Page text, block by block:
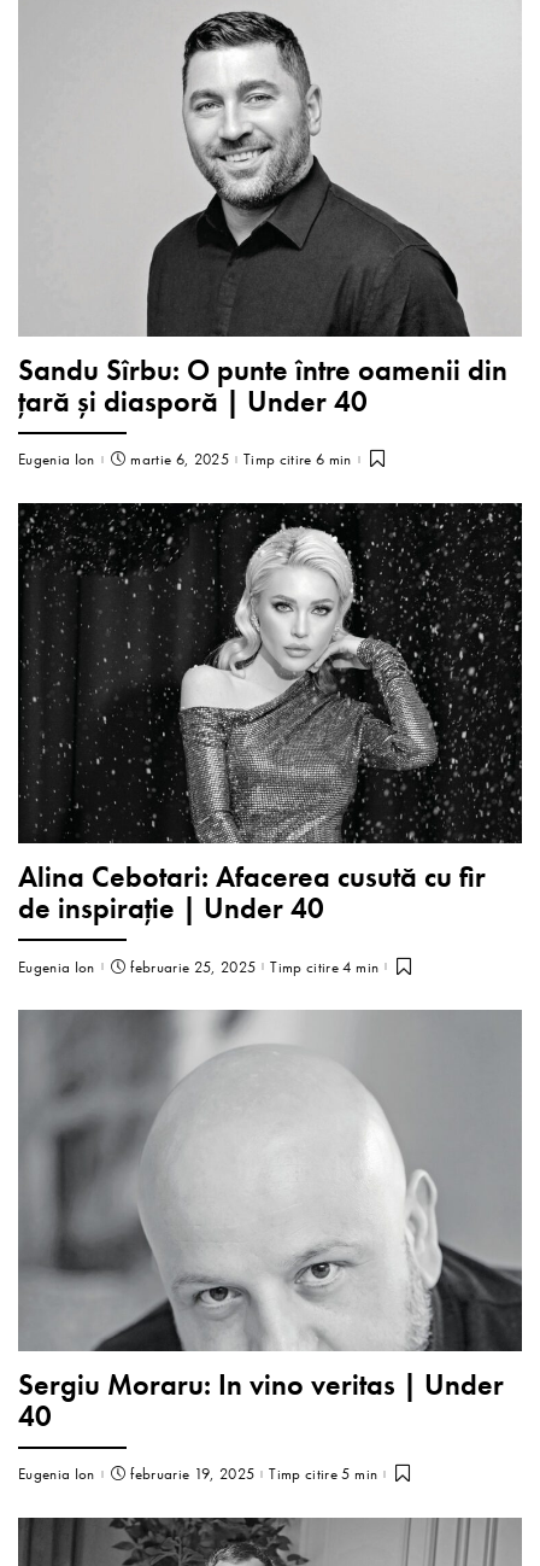
Sandu Sîrbu: O punte între oamenii din
țară și diasporă | Under 40
Eugenia Ion martie 6, 2025 Timp citire 6 min
Alina Cebotari: Afacerea cusută cu fir
de inspirație | Under 40
Eugenia Ion februarie 25, 2025 Timp citire 4 min
Sergiu Moraru: In vino veritas | Under
40
Eugenia Ion februarie 19, 2025 Timp citire 5 min